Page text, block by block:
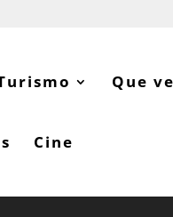
Que
Cine